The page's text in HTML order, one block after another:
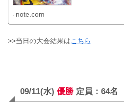
note.com
>>当日の大会結果はこちら
09/11(水) 優勝 定員：64名